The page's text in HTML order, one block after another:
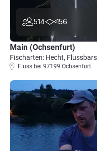
514 156
Main (Ochsenfurt)
Fischarten: Hecht,
Fluss bei 97199 Ochsenfurt